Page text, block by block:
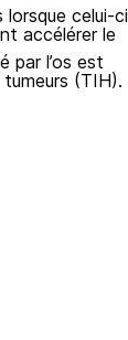
celui-ci
accélérer le
par l’os est
(TIH).